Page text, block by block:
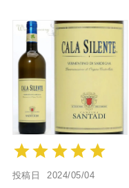
投稿日 2024/05/04